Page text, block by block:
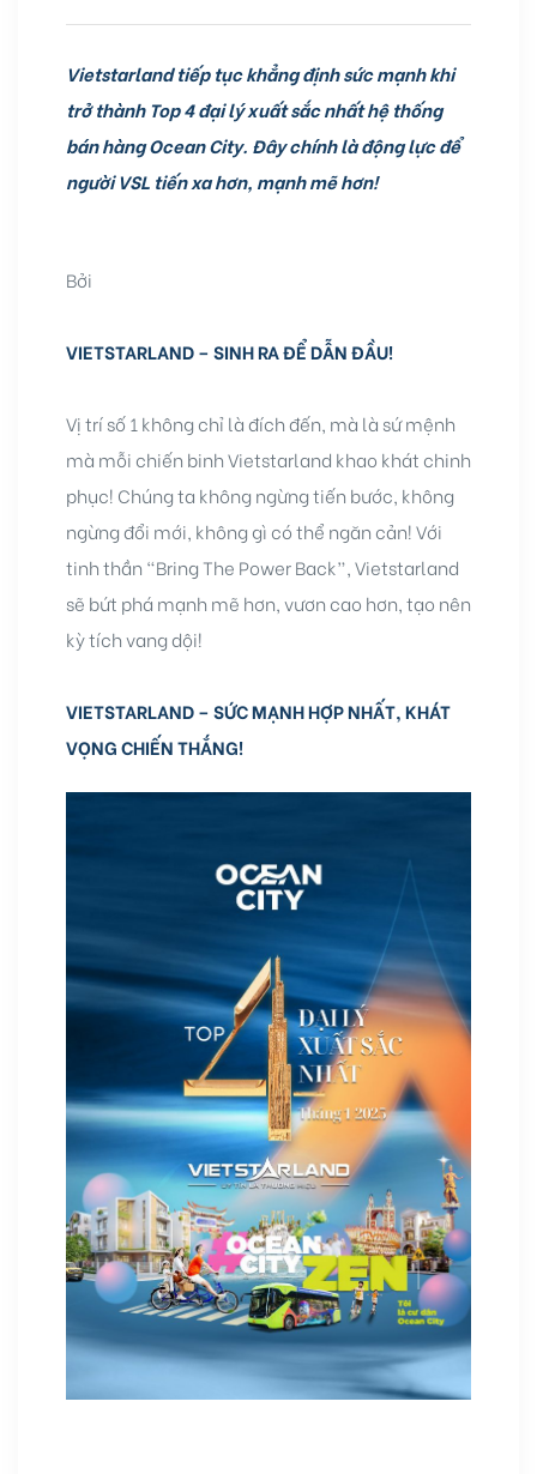
Vietstarland tiếp tục khẳng định sức mạnh khi
trở thành Top 4 đại lý xuất sắc nhất hệ thống
bán hàng Ocean City. Đây chính là động lực để
người VSL tiến xa hơn, mạnh mẽ hơn!
Bởi
VIETSTARLAND – SINH RA ĐỂ DẪN ĐẦU!
Vị trí số 1 không chỉ là đích đến, mà là sứ mệnh
mà mỗi chiến binh Vietstarland khao khát chinh
phục! Chúng ta không ngừng tiến bước, không
ngừng đổi mới, không gì có thể ngăn cản! Với
tinh thần “Bring The Power Back”, Vietstarland
sẽ bứt phá mạnh mẽ hơn, vươn cao hơn, tạo nên
kỳ tích vang dội!
VIETSTARLAND – SỨC MẠNH HỢP NHẤT, KHÁT
VỌNG CHIẾN THẮNG!